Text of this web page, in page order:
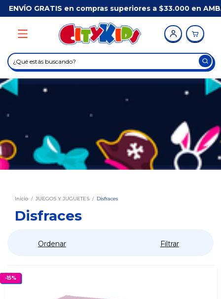
GRATIS en compras superiores a $33.000 en AMBA* /
Inicio / JUEGOS Y JUGUETES / Disfraces
Disfraces
Ordenar Filtrar
-15%